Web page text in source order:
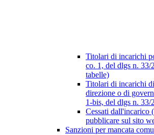
Titolari di incarichi
co. 1, del dlgs n. 33/
tabelle)
Titolari di incarichi
direzione o di
1-bis, del dlgs n. 33/
Cessati dall'incarico
pubblicare sul sito
Sanzioni per mancata